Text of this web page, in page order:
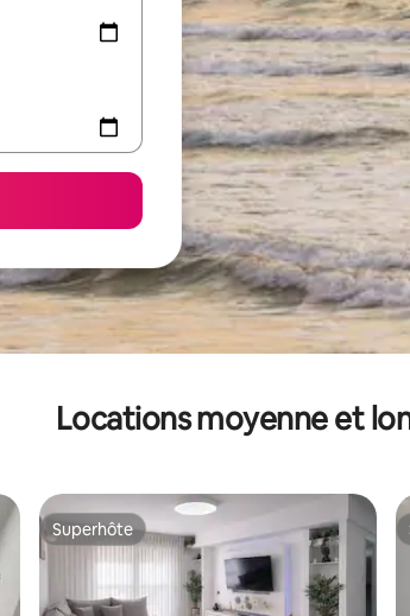
Locations moyenne et
Superhôte
Superhôte